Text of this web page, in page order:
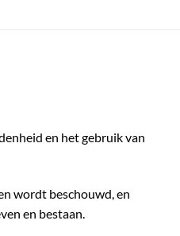
en het gebruik van
wordt beschouwd, en
en bestaan.